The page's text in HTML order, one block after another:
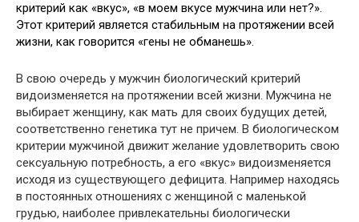
критерий как «вкус», «в моем вкусе мужчина или нет?».
Этот критерий является стабильным на протяжении всей
жизни, как говорится «гены не обманешь».
В свою очередь у мужчин биологический критерий
видоизменяется на протяжении всей жизни. Мужчина не
выбирает женщину, как мать для своих будущих детей,
соответственно генетика тут не причем. В биологическом
критерии мужчиной движит желание удовлетворить свою
сексуальную потребность, а его «вкус» видоизменяется
исходя из существующего дефицита. Например находясь
в постоянных отношениях с женщиной с маленькой
грудью, наиболее привлекательны биологически